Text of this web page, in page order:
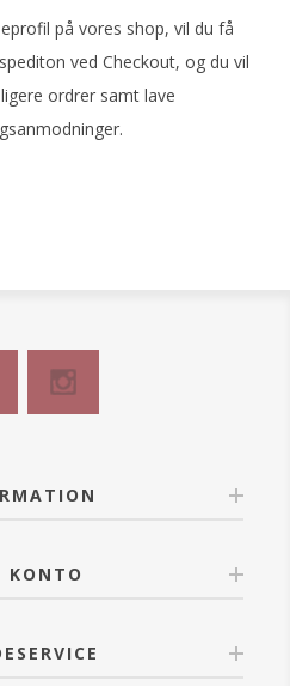
på vores shop, vil du få
ved Checkout, og du vil
ordrer samt lave
KONTO